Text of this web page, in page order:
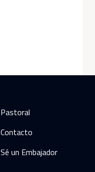
Pastoral
Contacto
Sé un Embajador